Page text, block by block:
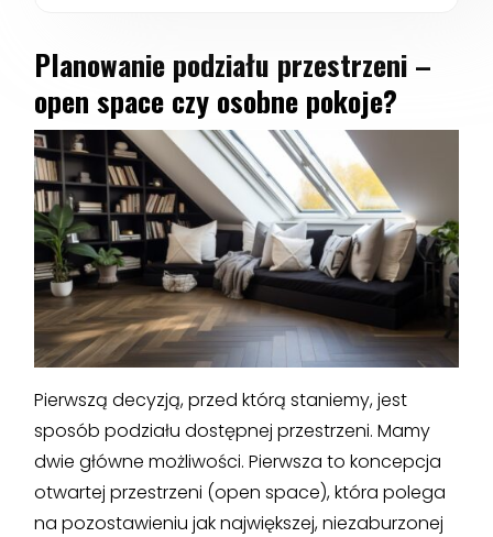
Planowanie podziału przestrzeni –
open space czy osobne pokoje?
Pierwszą decyzją, przed którą staniemy, jest
sposób podziału dostępnej przestrzeni. Mamy
dwie główne możliwości. Pierwsza to koncepcja
otwartej przestrzeni (open space), która polega
na pozostawieniu jak największej, niezaburzonej